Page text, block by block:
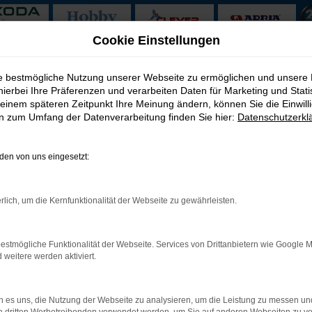
mit Lieferservice
für Wolfsburg?
landet schnell bei einem Škoda Gebrauchtwagen. Für
von Škoda Gebrauchtwagen ist das exzellente Image des
hält jedem Vergleich stand. Hinzu kommt, dass Sie beim
zu uns kommen, werden Sie auf Wunsch vom Chef
Network Error
Cookie Einstellungen
bestmögliche Nutzung unserer Webseite zu ermöglichen und unsere
Ihre Präferenzen und verarbeiten Daten für Marketing und
späteren Zeitpunkt Ihre Meinung ändern, können Sie die
zum Umfang der Datenverarbeitung finden Sie hier:
von uns eingesetzt:
um die Kernfunktionalität der Webseite zu gewährleisten.
Funktionalität der Webseite. Services von Drittanbietern wie Google
weitere werden aktiviert.
es uns, die Nutzung der Webseite zu analysieren, um die Leistung zu messen